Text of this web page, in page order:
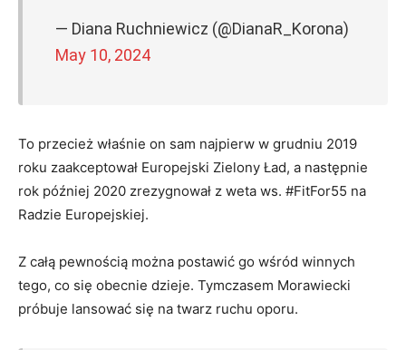
— Diana Ruchniewicz (@DianaR_Korona)
May 10, 2024
To przecież właśnie on sam najpierw w grudniu 2019
roku zaakceptował Europejski Zielony Ład, a następnie
rok później 2020 zrezygnował z weta ws. #FitFor55 na
Radzie Europejskiej.
Z całą pewnością można postawić go wśród winnych
tego, co się obecnie dzieje. Tymczasem Morawiecki
próbuje lansować się na twarz ruchu oporu.